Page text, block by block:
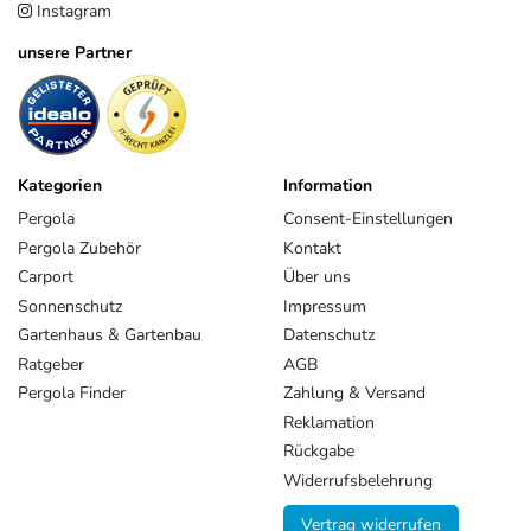
EU-Verantwortlicher
Pegaso Marine Handel und Service GmbH
Weberstrasse 8
86462 Langweid am Lech
service@heimundgarten24.de
+49 821 79500 001
https://www.weide.de/kontakt/
Instagram
unsere Partner
Kategorien
Pergola
Pergola Zubehör
Carport
Sonnenschutz
Gartenhaus & Gartenbau
Ratgeber
Pergola Finder
Information
Consent-Einstellungen
Kontakt
Über uns
Impressum
Datenschutz
AGB
Zahlung & Versand
Reklamation
Rückgabe
Widerrufsbelehrung
Vertrag widerrufen